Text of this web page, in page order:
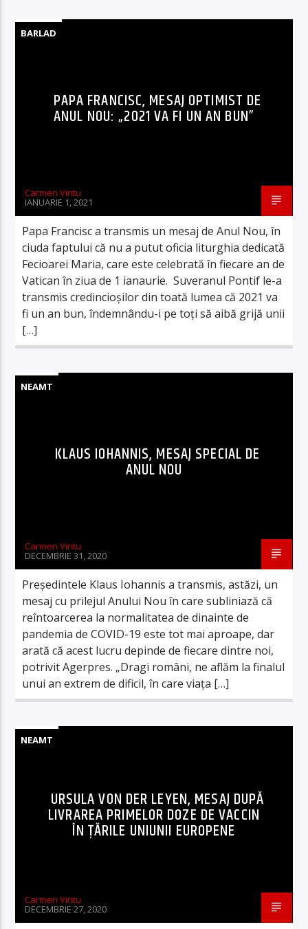
BARLAD
PAPA FRANCISC, MESAJ OPTIMIST DE
ANUL NOU: „2021 VA FI UN AN BUN”
Carmen Vintu
IANUARIE 1, 2021
Papa Francisc a transmis un mesaj de Anul Nou, în
ciuda faptului că nu a putut oficia liturghia dedicată
Fecioarei Maria, care este celebrată în fiecare an de
Vatican în ziua de 1 ianaurie. Suveranul Pontif le-a
transmis credincioșilor din toată lumea că 2021 va
fi un an bun, îndemnându-i pe toți să aibă grijă unii
[…]
NEAMT
KLAUS IOHANNIS, MESAJ SPECIAL DE
ANUL NOU
Carmen Vintu
DECEMBRIE 31, 2020
Preşedintele Klaus Iohannis a transmis, astăzi, un
mesaj cu prilejul Anului Nou în care subliniază că
reîntoarcerea la normalitatea de dinainte de
pandemia de COVID-19 este tot mai aproape, dar
arată că acest lucru depinde de fiecare dintre noi,
potrivit Agerpres. „Dragi români, ne aflăm la finalul
unui an extrem de dificil, în care viaţa […]
NEAMT
URSULA VON DER LEYEN, MESAJ DUPĂ
LIVRAREA PRIMELOR DOZE DE VACCIN
ÎN ȚĂRILE UNIUNII EUROPENE
Carmen Vintu
DECEMBRIE 27, 2020